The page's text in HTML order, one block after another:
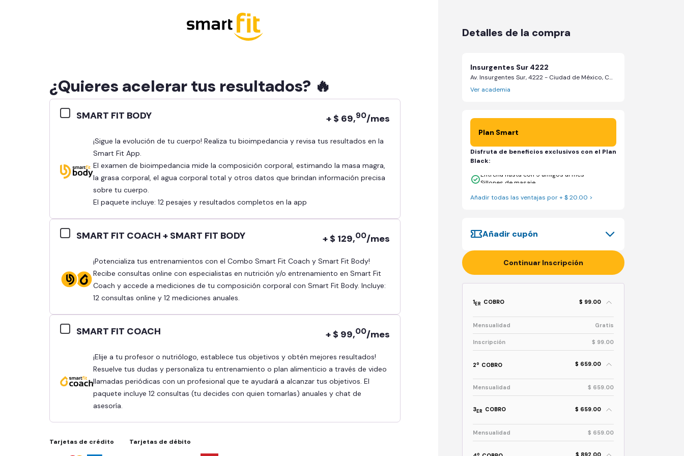
¿Quieres acelerar tus resultados? 🔥
SMART FIT BODY + $ 69,90/mes
¡Sigue la evolución de tu cuerpo! Realiza tu bioimpedancia y revisa tus resultados en la
Smart Fit App.
El examen de bioimpedancia mide la composición corporal, estimando la masa magra,
la grasa corporal, el agua corporal total y otros datos que brindan información precisa
sobre tu cuerpo.
El paquete incluye: 12 pesajes y resultados completos en la app
SMART FIT COACH + SMART FIT BODY + $ 129,00/mes
¡Potencializa tus entrenamientos con el Combo Smart Fit Coach y Smart Fit Body!
Recibe consultas online con especialistas en nutrición y/o entrenamiento en Smart Fit
Coach y accede a mediciones de tu composición corporal con Smart Fit Body. Incluye:
12 consultas online y 12 mediciones anuales.
SMART FIT COACH + $ 99,00/mes
¡Elije a tu profesor o nutriólogo, establece tus objetivos y obtén mejores resultados!
Resuelve tus dudas y personaliza tu entrenamiento o plan alimenticio a través de video
llamadas periódicas con un profesional que te ayudará a alcanzar tus objetivos. El
paquete incluye 12 consultas (tu decides con quien tomarlas) anuales y chat de
asesoría.
Tarjetas de crédito Tarjetas de débito
Detalles de la compra
Insurgentes Sur 4222
Av. Insurgentes Sur, 4222 - Ciudad de México, CDMX
Ver academia
Plan Smart
Disfruta de beneficios exclusivos con el Plan
Black:
Sillones de masaje
Añadir todas las ventajas por + $ 20.00 >
Añadir cupón
Continuar Inscripción
1ER COBRO $ 99.00
Mensualidad Gratis
Inscripción $ 99.00
2o COBRO $ 659.00
Mensualidad $ 659.00
3ER COBRO $ 659.00
Mensualidad $ 659.00
o